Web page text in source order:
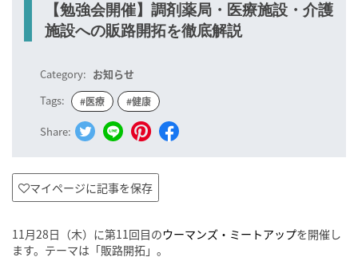
【勉強会開催】調剤薬局・医療施設・介護
施設への販路開拓を徹底解説
Category: お知らせ
Tags:
#医療 #健康
Share:
マイページに記事を保存
11月28日（木）に第11回目のウーマンズ・ミートアップを開催し
ます。テーマは「販路開拓」。